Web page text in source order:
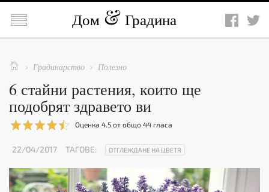
 Дом Градина
  Градинарство  Полезно
6 стайни растения, които ще
подобрят здравето ви
Оценка 4.5 от общо 44 гласа
22/04/2017 ТАГОВЕ: ОТГЛЕЖДАНЕ НА ЦВЕТЯ